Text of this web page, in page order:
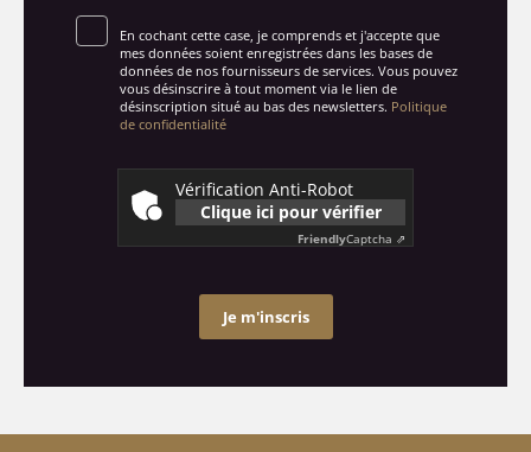
En cochant cette case, je comprends et j'accepte que
mes données soient enregistrées dans les bases de
données de nos fournisseurs de services. Vous pouvez
vous désinscrire à tout moment via le lien de
désinscription situé au bas des newsletters. Politique
de confidentialité
Vérification Anti-Robot
Clique ici pour vérifier
FriendlyCaptcha ⇗
Je m'inscris